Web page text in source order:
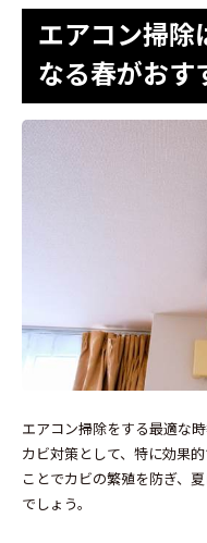
エアコン掃除
なる春がおす
エアコン掃除をする最適な
カビ対策として、特に効果
ことでカビの繁殖を防ぎ、
でしょう。